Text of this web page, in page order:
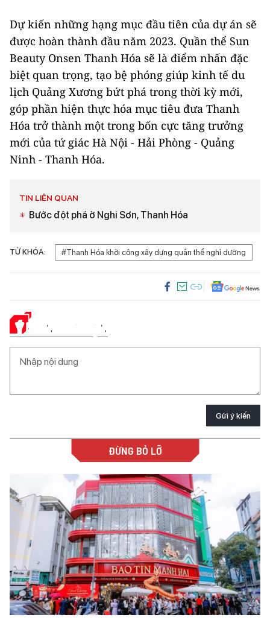
Dự kiến những hạng mục đầu tiên của dự án sẽ
được hoàn thành đầu năm 2023. Quần thể Sun
Beauty Onsen Thanh Hóa sẽ là điểm nhấn đặc
biệt quan trọng, tạo bệ phóng giúp kinh tế du
lịch Quảng Xương bứt phá trong thời kỳ mới,
góp phần hiện thực hóa mục tiêu đưa Thanh
Hóa trở thành một trong bốn cực tăng trưởng
mới của tứ giác Hà Nội - Hải Phòng - Quảng
Ninh - Thanh Hóa.
TIN LIÊN QUAN
Bước đột phá ở Nghi Sơn, Thanh Hóa
TỪ KHÓA: #Thanh Hóa khởi công xây dựng quần thể nghỉ dưỡng
Ý KIẾN CỦA BẠN
Gửi ý kiến
ĐỪNG BỎ LỠ